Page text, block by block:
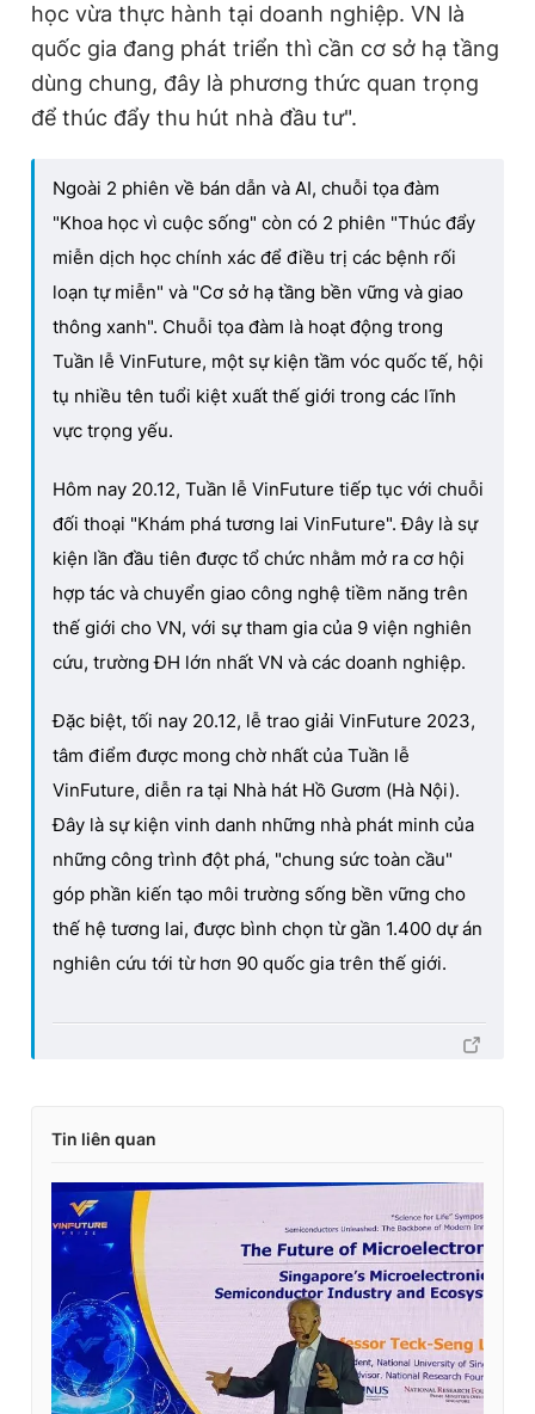
học vừa thực hành tại doanh nghiệp. VN là
quốc gia đang phát triển thì cần cơ sở hạ tầng
dùng chung, đây là phương thức quan trọng
để thúc đẩy thu hút nhà đầu tư".
Ngoài 2 phiên về bán dẫn và AI, chuỗi tọa đàm
"Khoa học vì cuộc sống" còn có 2 phiên "Thúc đẩy
miễn dịch học chính xác để điều trị các bệnh rối
loạn tự miễn" và "Cơ sở hạ tầng bền vững và giao
thông xanh". Chuỗi tọa đàm là hoạt động trong
Tuần lễ VinFuture, một sự kiện tầm vóc quốc tế, hội
tụ nhiều tên tuổi kiệt xuất thế giới trong các lĩnh
vực trọng yếu.
Hôm nay 20.12, Tuần lễ VinFuture tiếp tục với chuỗi
đối thoại "Khám phá tương lai VinFuture". Đây là sự
kiện lần đầu tiên được tổ chức nhằm mở ra cơ hội
hợp tác và chuyển giao công nghệ tiềm năng trên
thế giới cho VN, với sự tham gia của 9 viện nghiên
cứu, trường ĐH lớn nhất VN và các doanh nghiệp.
Đặc biệt, tối nay 20.12, lễ trao giải VinFuture 2023,
tâm điểm được mong chờ nhất của Tuần lễ
VinFuture, diễn ra tại Nhà hát Hồ Gươm (Hà Nội).
Đây là sự kiện vinh danh những nhà phát minh của
những công trình đột phá, "chung sức toàn cầu"
góp phần kiến tạo môi trường sống bền vững cho
thế hệ tương lai, được bình chọn từ gần 1.400 dự án
nghiên cứu tới từ hơn 90 quốc gia trên thế giới.
Tin liên quan